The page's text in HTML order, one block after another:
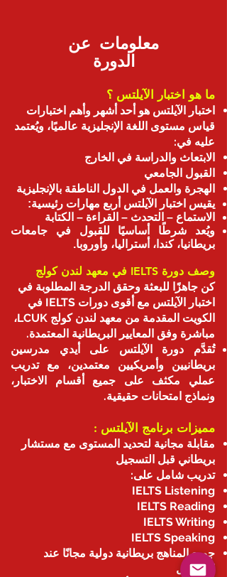
معلومات عن
الدورة
ما هو اختبار الآيلتس ؟
اختبار الآيلتس هو أحد أشهر وأهم اختبارات
قياس مستوى اللغة الإنجليزية عالميًا، ويُعتمد
عليه في:
الابتعاث والدراسة في الخارج
القبول الجامعي
الهجرة والعمل في الدول الناطقة بالإنجليزية
يقيس اختبار الآيلتس أربع مهارات رئيسية:
الاستماع – التحدث – القراءة – الكتابة
ويُعد شرطًا أساسيًا للقبول في جامعات
بريطانيا، كندا، أستراليا، وأوروبا.
وصف دورة IELTS في معهد لندن كولج
كن جاهزًا للبعثة وحقق الدرجة المطلوبة في
اختبار الآيلتس مع أقوى دورات IELTS في
الكويت المقدمة من معهد لندن كولج LCUK،
مباشرة وفق المعايير البريطانية المعتمدة.
تُقدَّم دورة الآيلتس على أيدي مدرسين
بريطانيين وأمريكيين معتمدين، مع تدريب
عملي مكثف على جميع أقسام الاختبار،
ونماذج امتحانات حقيقية.
مميزات برنامج الآيلتس :
مقابلة مجانية لتحديد المستوى مع مستشار
بريطاني قبل التسجيل
تدريب شامل على:
IELTS Listening
IELTS Reading
IELTS Writing
IELTS Speaking
جميع المناهج بريطانية دولية مجانًا عند
التسجيل